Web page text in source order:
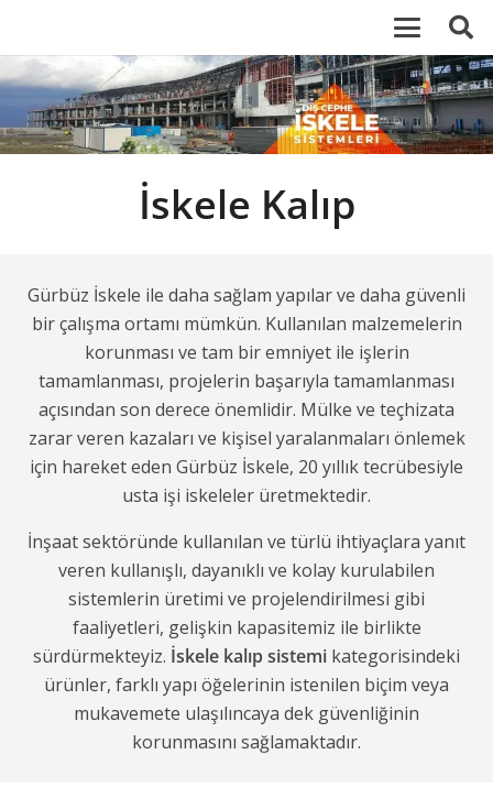
İskele Kalıp
Gürbüz İskele ile daha sağlam yapılar ve daha güvenli
bir çalışma ortamı mümkün. Kullanılan malzemelerin
korunması ve tam bir emniyet ile işlerin
tamamlanması, projelerin başarıyla tamamlanması
açısından son derece önemlidir. Mülke ve teçhizata
zarar veren kazaları ve kişisel yaralanmaları önlemek
için hareket eden Gürbüz İskele, 20 yıllık tecrübesiyle
usta işi iskeleler üretmektedir.
İnşaat sektöründe kullanılan ve türlü ihtiyaçlara yanıt
veren kullanışlı, dayanıklı ve kolay kurulabilen
sistemlerin üretimi ve projelendirilmesi gibi
faaliyetleri, gelişkin kapasitemiz ile birlikte
sürdürmekteyiz. İskele kalıp sistemi kategorisindeki
ürünler, farklı yapı öğelerinin istenilen biçim veya
mukavemete ulaşılıncaya dek güvenliğinin
korunmasını sağlamaktadır.